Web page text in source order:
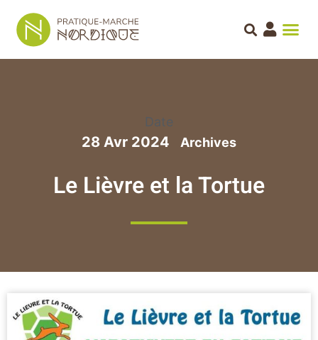
Date
28 Avr 2024
Le Lièvre et la Tortue